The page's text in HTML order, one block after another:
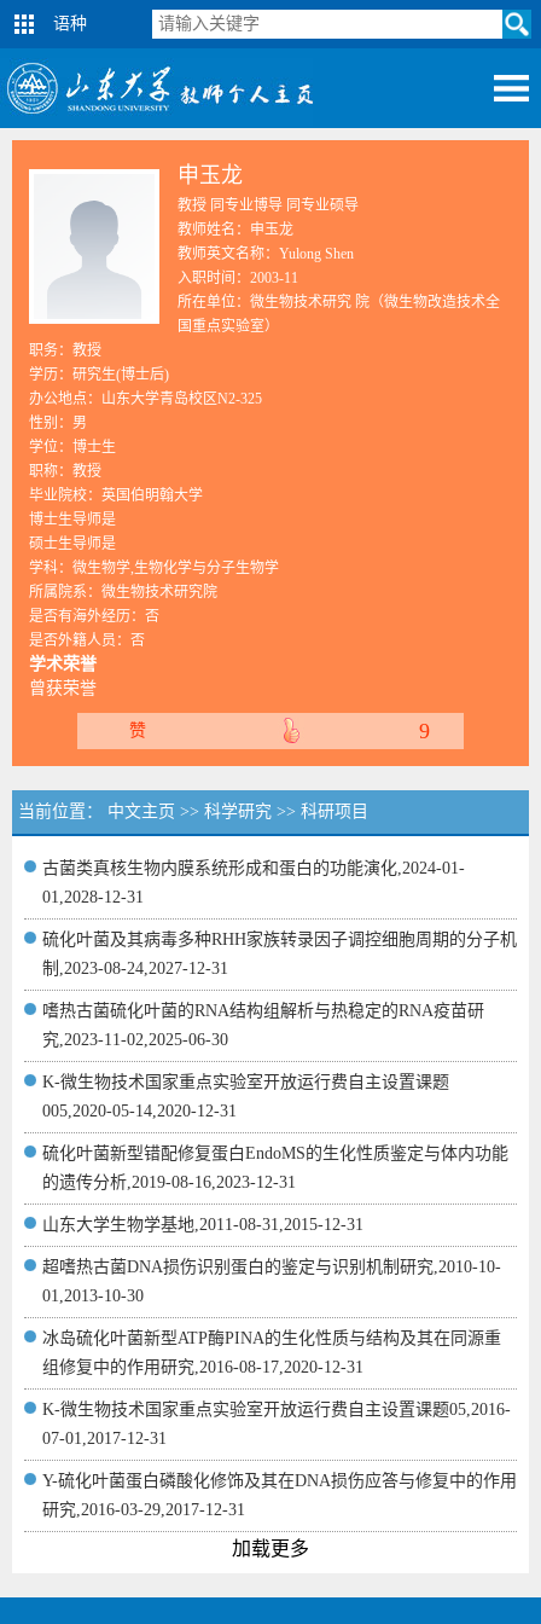
语种
申玉龙
教授 同专业博导 同专业硕导
教师姓名：申玉龙
教师英文名称：Yulong Shen
入职时间：2003-11
所在单位：微生物技术研究 院（微生物改造技术全
国重点实验室）
职务：教授
学历：研究生(博士后)
办公地点：山东大学青岛校区N2-325
性别：男
学位：博士生
职称：教授
毕业院校：英国伯明翰大学
博士生导师是
硕士生导师是
学科：微生物学,生物化学与分子生物学
所属院系：微生物技术研究院
是否有海外经历：否
是否外籍人员：否
学术荣誉
曾获荣誉
赞 9
当前位置： 中文主页 >> 科学研究 >> 科研项目
古菌类真核生物内膜系统形成和蛋白的功能演化,2024-01-
01,2028-12-31
硫化叶菌及其病毒多种RHH家族转录因子调控细胞周期的分子机
制,2023-08-24,2027-12-31
嗜热古菌硫化叶菌的RNA结构组解析与热稳定的RNA疫苗研
究,2023-11-02,2025-06-30
K-微生物技术国家重点实验室开放运行费自主设置课题
005,2020-05-14,2020-12-31
硫化叶菌新型错配修复蛋白EndoMS的生化性质鉴定与体内功能
的遗传分析,2019-08-16,2023-12-31
山东大学生物学基地,2011-08-31,2015-12-31
超嗜热古菌DNA损伤识别蛋白的鉴定与识别机制研究,2010-10-
01,2013-10-30
冰岛硫化叶菌新型ATP酶PINA的生化性质与结构及其在同源重
组修复中的作用研究,2016-08-17,2020-12-31
K-微生物技术国家重点实验室开放运行费自主设置课题05,2016-
07-01,2017-12-31
Y-硫化叶菌蛋白磷酸化修饰及其在DNA损伤应答与修复中的作用
研究,2016-03-29,2017-12-31
加载更多